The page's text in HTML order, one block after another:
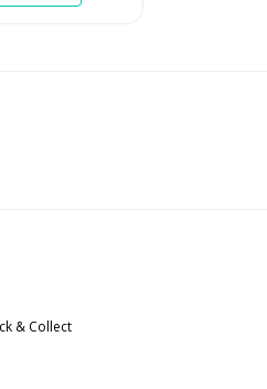
& Collect